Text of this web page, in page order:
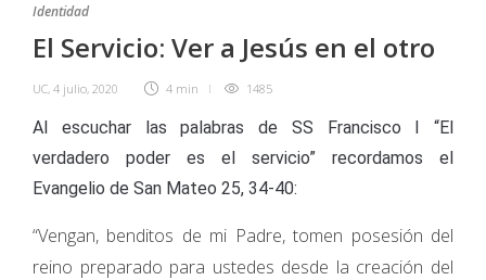
Identidad
El Servicio: Ver a Jesús en el otro
UC, 4 julio, 2020 4 min 1485
Al escuchar las palabras de SS Francisco I “El
verdadero poder es el servicio” recordamos el
Evangelio de San Mateo 25, 34-40:
“Vengan, benditos de mi Padre, tomen posesión del
reino preparado para ustedes desde la creación del